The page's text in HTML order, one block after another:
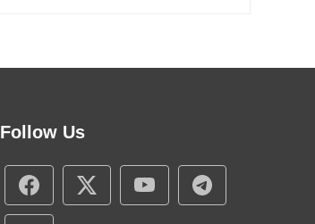
Follow Us